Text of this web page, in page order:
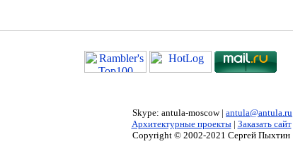
Skype: antula-moscow | antula@antula.ru
Архитектурные проекты| Заказать сайт
Copyright © 2002-2021 Сергей Пыхтин